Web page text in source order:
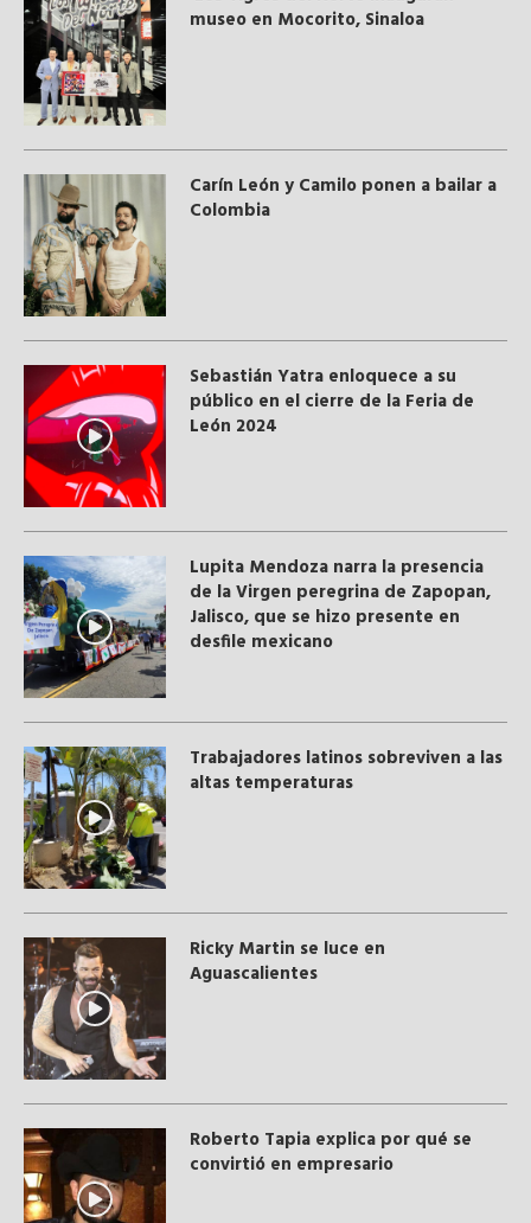
museo en Mocorito, Sinaloa
Carín León y Camilo ponen a bailar a
Colombia
Sebastián Yatra enloquece a su
público en el cierre de la Feria de
León 2024
Lupita Mendoza narra la presencia
de la Virgen peregrina de Zapopan,
Jalisco, que se hizo presente en
desfile mexicano
Trabajadores latinos sobreviven a las
altas temperaturas
Ricky Martin se luce en
Aguascalientes
Roberto Tapia explica por qué se
convirtió en empresario